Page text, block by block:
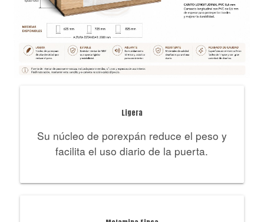
Ligera
Su núcleo de porexpán reduce el peso y
facilita el uso diario de la puerta.